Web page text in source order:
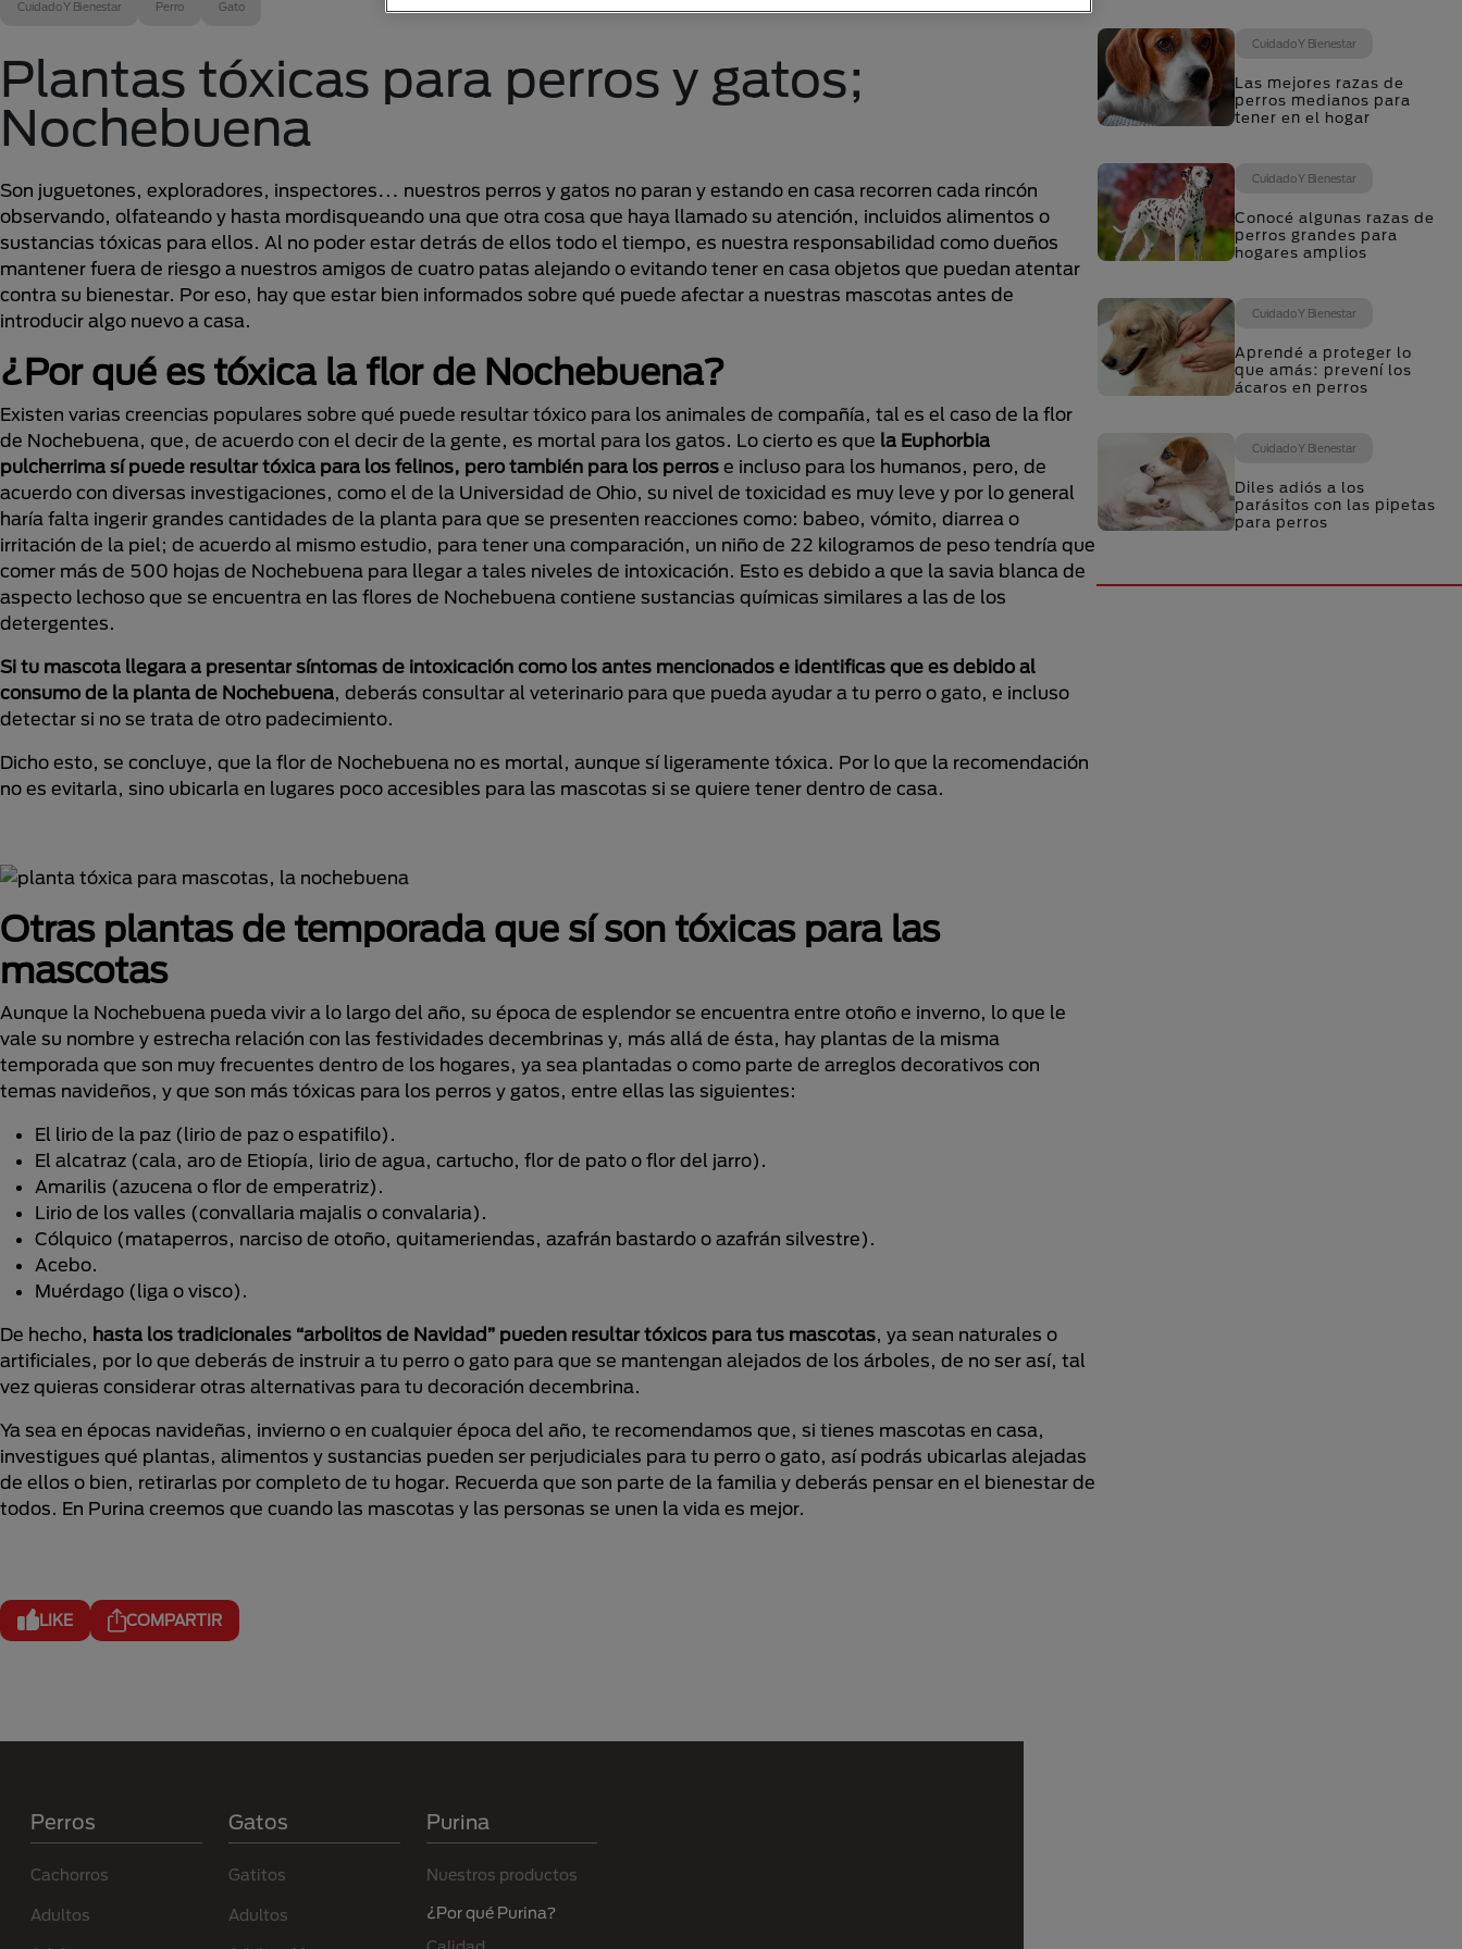
Cuidado Y Bienestar Perro Gato
Plantas tóxicas para perros y gatos;
Nochebuena
Son juguetones, exploradores, inspectores… nuestros perros y gatos no paran y estando en casa recorren cada rincón
observando, olfateando y hasta mordisqueando una que otra cosa que haya llamado su atención, incluidos alimentos o
sustancias tóxicas para ellos. Al no poder estar detrás de ellos todo el tiempo, es nuestra responsabilidad como dueños
mantener fuera de riesgo a nuestros amigos de cuatro patas alejando o evitando tener en casa objetos que puedan atentar
contra su bienestar. Por eso, hay que estar bien informados sobre qué puede afectar a nuestras mascotas antes de
introducir algo nuevo a casa.
¿Por qué es tóxica la flor de Nochebuena?
Existen varias creencias populares sobre qué puede resultar tóxico para los animales de compañía, tal es el caso de la flor
de Nochebuena, que, de acuerdo con el decir de la gente, es mortal para los gatos. Lo cierto es que la Euphorbia
pulcherrima sí puede resultar tóxica para los felinos, pero también para los perros e incluso para los humanos, pero, de
acuerdo con diversas investigaciones, como el de la Universidad de Ohio, su nivel de toxicidad es muy leve y por lo general
haría falta ingerir grandes cantidades de la planta para que se presenten reacciones como: babeo, vómito, diarrea o
irritación de la piel; de acuerdo al mismo estudio, para tener una comparación, un niño de 22 kilogramos de peso tendría que
comer más de 500 hojas de Nochebuena para llegar a tales niveles de intoxicación. Esto es debido a que la savia blanca de
aspecto lechoso que se encuentra en las flores de Nochebuena contiene sustancias químicas similares a las de los
detergentes.
Si tu mascota llegara a presentar síntomas de intoxicación como los antes mencionados e identificas que es debido al
consumo de la planta de Nochebuena, deberás consultar al veterinario para que pueda ayudar a tu perro o gato, e incluso
detectar si no se trata de otro padecimiento.
Dicho esto, se concluye, que la flor de Nochebuena no es mortal, aunque sí ligeramente tóxica. Por lo que la recomendación
no es evitarla, sino ubicarla en lugares poco accesibles para las mascotas si se quiere tener dentro de casa.
Otras plantas de temporada que sí son tóxicas para las
mascotas
Aunque la Nochebuena pueda vivir a lo largo del año, su época de esplendor se encuentra entre otoño e inverno, lo que le
vale su nombre y estrecha relación con las festividades decembrinas y, más allá de ésta, hay plantas de la misma
temporada que son muy frecuentes dentro de los hogares, ya sea plantadas o como parte de arreglos decorativos con
temas navideños, y que son más tóxicas para los perros y gatos, entre ellas las siguientes:
El lirio de la paz (lirio de paz o espatifilo).
El alcatraz (cala, aro de Etiopía, lirio de agua, cartucho, flor de pato o flor del jarro).
Amarilis (azucena o flor de emperatriz).
Lirio de los valles (convallaria majalis o convalaria).
Cólquico (mataperros, narciso de otoño, quitameriendas, azafrán bastardo o azafrán silvestre).
Acebo.
Muérdago (liga o visco).
De hecho, hasta los tradicionales “arbolitos de Navidad” pueden resultar tóxicos para tus mascotas , ya sean naturales o
artificiales, por lo que deberás de instruir a tu perro o gato para que se mantengan alejados de los árboles, de no ser así, tal
vez quieras considerar otras alternativas para tu decoración decembrina.
Ya sea en épocas navideñas, invierno o en cualquier época del año, te recomendamos que, si tienes mascotas en casa,
investigues qué plantas, alimentos y sustancias pueden ser perjudiciales para tu perro o gato, así podrás ubicarlas alejadas
de ellos o bien, retirarlas por completo de tu hogar. Recuerda que son parte de la familia y deberás pensar en el bienestar de
todos. En Purina creemos que cuando las mascotas y las personas se unen la vida es mejor.
LIKE COMPARTIR
Cuidado Y Bienestar
Las mejores razas de
perros medianos para
tener en el hogar
Cuidado Y Bienestar
Conocé algunas razas de
perros grandes para
hogares amplios
Cuidado Y Bienestar
Aprendé a proteger lo
que amás: prevení los
ácaros en perros
Cuidado Y Bienestar
Diles adiós a los
parásitos con las pipetas
para perros
Perros
Cachorros
Adultos
Gatos
Gatitos
Adultos
Purina
Nuestros productos
¿Por qué Purina?